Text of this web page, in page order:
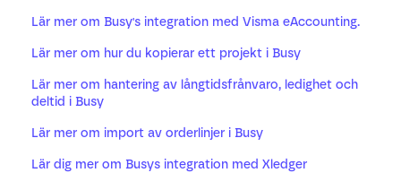
Lär mer om Busy's integration med Visma eAccounting.
Lär mer om hur du kopierar ett projekt i Busy
Lär mer om hantering av långtidsfrånvaro, ledighet och
deltid i Busy
Lär mer om import av orderlinjer i Busy
Lär dig mer om Busys integration med Xledger